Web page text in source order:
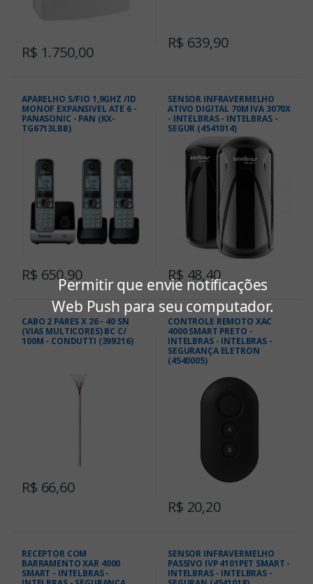
Permitir que envie notificações
Web Push para seu computador.
R$ 1.750,00
R$ 639,90
APARELHO S/FIO 1,9GHZ /ID
MONOF EXPANSIVEL ATE 6 -
PANASONIC - PAN (KX-
TG6713LBB)
R$ 650,90
SENSOR INFRAVERMELHO
ATIVO DIGITAL 70M IVA 3070X
- INTELBRAS - INTELBRAS -
SEGUR (4541014)
R$ 48,40
CABO 2 PARES X 26 - 40 SN
(VIAS MULTICORES) BC C/
100M - CONDUTTI (399216)
R$ 66,60
CONTROLE REMOTO XAC
4000 SMART PRETO -
INTELBRAS - INTELBRAS -
SEGURANÇA ELETRON
(4540005)
R$ 20,20
RECEPTOR COM
BARRAMENTO XAR 4000
SMART - INTELBRAS -
SENSOR INFRAVERMELHO
PASSIVO IVP 4101PET SMART -
INTELBRAS - INTELBRAS -